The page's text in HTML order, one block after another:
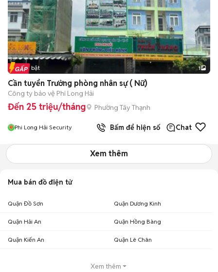
Tin nổi bật 1
Cần tuyển Trưởng phòng nhân sự ( Nữ)
Công ty bảo vệ Phi Long Hải
Đến 25 triệu/tháng Phường Tây Thạnh
Phi Long Hải Security Bấm để hiện số Chat
Xem thêm
Mua bán đồ điện tử
Quận Đồ Sơn Quận Dương Kinh
Quận Hải An Quận Hồng Bàng
Quận Kiến An Quận Lê Chân
Xem thêm